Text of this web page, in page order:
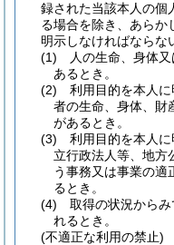
録された当該本人の個
る場合を除き、あらか
明示しなければならな
(1)
人の生命、身体
あるとき。
(2)
利用目的を本人
者の生命、身体、財
があるとき。
(3)
利用目的を本人
立行政法人等、地方
う事務又は事業の適
るとき。
(4)
取得の状況から
れるとき。
(不適正な利用の禁止)